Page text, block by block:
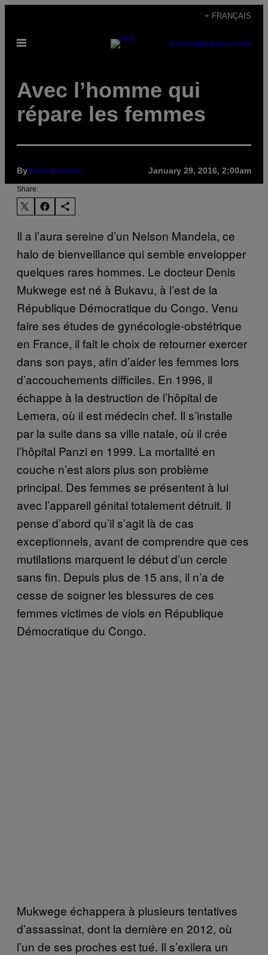
content
+ FRANÇAIS
Open
SUBSCRIBENEWSLETTER
Avec l’homme qui
répare les femmes
By Elsa Gambin January 29, 2016, 2:00am
Share:
Il a l’aura sereine d’un Nelson Mandela, ce
halo de bienveillance qui semble envelopper
quelques rares hommes. Le docteur Denis
Mukwege est né à Bukavu, à l’est de la
République Démocratique du Congo. Venu
faire ses études de gynécologie-obstétrique
en France, il fait le choix de retourner exercer
dans son pays, afin d’aider les femmes lors
d’accouchements difficiles. En 1996, il
échappe à la destruction de l’hôpital de
Lemera, où il est médecin chef. Il s’installe
par la suite dans sa ville natale, où il crée
l’hôpital Panzi en 1999. La mortalité en
couche n’est alors plus son problème
principal. Des femmes se présentent à lui
avec l’appareil génital totalement détruit. Il
pense d’abord qu’il s’agit là de cas
exceptionnels, avant de comprendre que ces
mutilations marquent le début d’un cercle
sans fin. Depuis plus de 15 ans, il n’a de
cesse de soigner les blessures de ces
femmes victimes de viols en République
Démocratique du Congo.
Mukwege échappera à plusieurs tentatives
d’assassinat, dont la dernière en 2012, où
l’un de ses proches est tué. Il s’exilera un